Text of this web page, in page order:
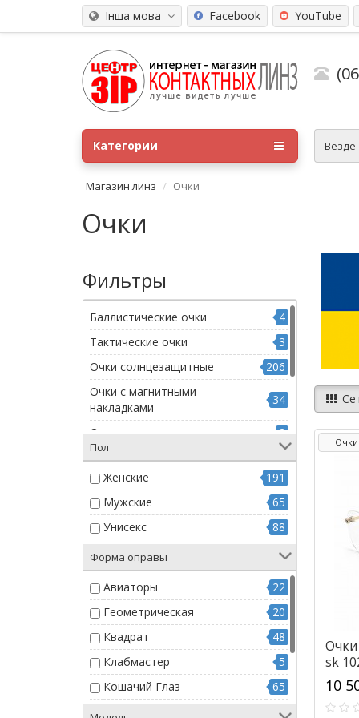
Інша мова Facebook YouTube
Везде
Категории
Магазин линз Очки
Очки
Фильтры
Баллистические очки
4
Тактические очки
3
Очки солнцезащитные
206
Очки с магнитными
накладками
34
Оптическая вставка
2
Очки медицинские
14
Линзы для очков
10
Очки специализированные
2
Пол
Женские
191
Мужские
65
Унисекс
88
Форма оправы
Авиаторы
22
Геометрическая
20
Квадрат
48
Клабмастер
5
Кошачий Глаз
65
27
Очки
sk
10